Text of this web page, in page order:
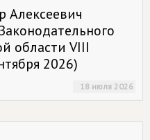
Алексеевич
области VIII
2026)
18 июля 2026